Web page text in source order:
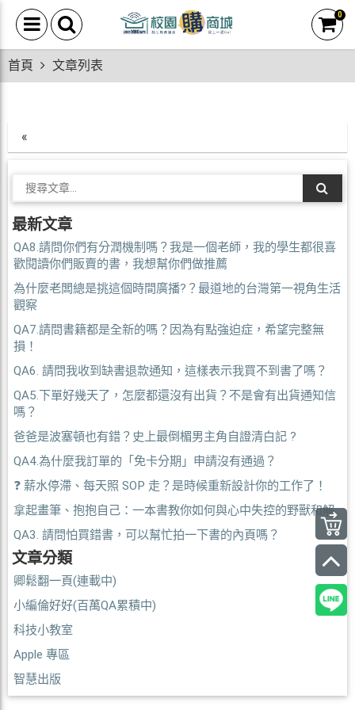
0
首頁 文章列表
«
最新文章
QA8.請問你們有分潤機制嗎？我是一個老師，我的學生都很喜
歡閱讀你們販賣的書，我想幫你們做推薦
為什麼老闆總是挑這個時間廣播?？最道地的台灣第一視角生活
觀察
QA7.請問書籍都是全新的嗎？因為有點強迫症，希望完整無
損！
QA6. 請問我收到缺書退款通知，這樣表示我買不到書了嗎？
QA5.下單好幾天了，怎麼都還沒有出貨？不是會有出貨通知信
嗎？
爸爸是波塞頓也有錯？史上最倒楣男主角自證清白記 ?
QA4.為什麼我訂單的「免卡分期」申請沒有通過？
❓ 薪水停滯、每天照 SOP 走？是時候重新設計你的工作了！
拿起畫筆、抱抱自己：一本書教你如何與心中失控的野獸和解
QA3. 請問怕買錯書，可以幫忙拍一下書的內頁嗎？
文章分類
卿鬆翻一頁(連載中)
小編倫好好(百萬QA累積中)
科技小教室
Apple 專區
智慧出版